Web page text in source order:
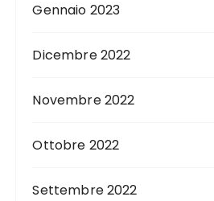
Gennaio 2023
Dicembre 2022
Novembre 2022
Ottobre 2022
Settembre 2022